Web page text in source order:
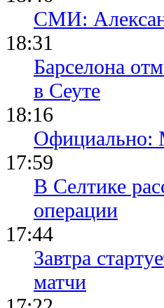
СМИ:
18:31
Барселона
в Сеуте
18:16
Официально:
17:59
В Селтике
операции
17:44
Завтра
матчи